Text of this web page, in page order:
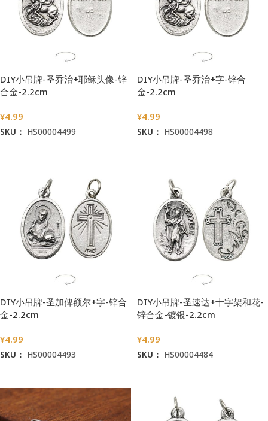
DIY小吊牌-圣乔治+耶稣头像-锌
合金-2.2cm
¥4.99
SKU： HS00004499
DIY小吊牌-圣乔治+字-锌合
金-2.2cm
¥4.99
SKU： HS00004498
DIY小吊牌-圣加俾额尔+字-锌合
金-2.2cm
¥4.99
SKU： HS00004493
DIY小吊牌-圣速达+十字架和花-
锌合金-镀银-2.2cm
¥4.99
SKU： HS00004484